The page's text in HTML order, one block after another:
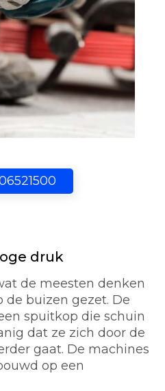
druk
de meesten denken
buizen gezet. De
spuitkop die schuin
dat ze zich door de
gaat. De machines
op een